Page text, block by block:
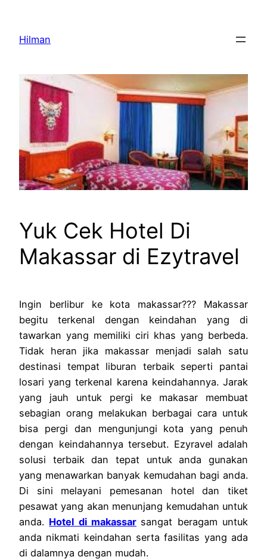
content
Hilman
Yuk Cek Hotel Di
Makassar di Ezytravel
Ingin berlibur ke kota makassar??? Makassar
begitu terkenal dengan keindahan yang di
tawarkan yang memiliki ciri khas yang berbeda.
Tidak heran jika makassar menjadi salah satu
destinasi tempat liburan terbaik seperti pantai
losari yang terkenal karena keindahannya. Jarak
yang jauh untuk pergi ke makasar membuat
sebagian orang melakukan berbagai cara untuk
bisa pergi dan mengunjungi kota yang penuh
dengan keindahannya tersebut. Ezyravel adalah
solusi terbaik dan tepat untuk anda gunakan
yang menawarkan banyak kemudahan bagi anda.
Di sini melayani pemesanan hotel dan tiket
pesawat yang akan menunjang kemudahan untuk
anda. Hotel di makassar sangat beragam untuk
anda nikmati keindahan serta fasilitas yang ada
di dalamnya dengan mudah.